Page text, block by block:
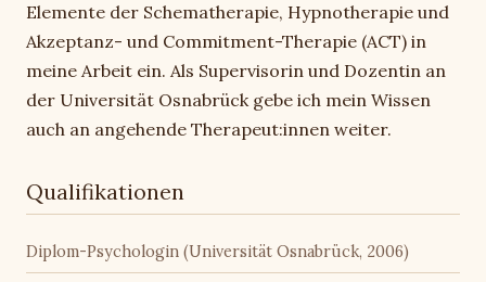
Elemente der Schematherapie, Hypnotherapie und
Akzeptanz- und Commitment-Therapie (ACT) in
meine Arbeit ein. Als Supervisorin und Dozentin an
der Universität Osnabrück gebe ich mein Wissen
auch an angehende Therapeut:innen weiter.
Qualifikationen
Diplom-Psychologin (Universität Osnabrück, 2006)